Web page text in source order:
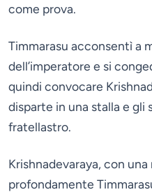
come prova.
Timmarasu acconsentì a
dell’imperatore e si
quindi convocare
disparte in una stalla e gli
fratellastro.
Krishnadevaraya, con
profondamente